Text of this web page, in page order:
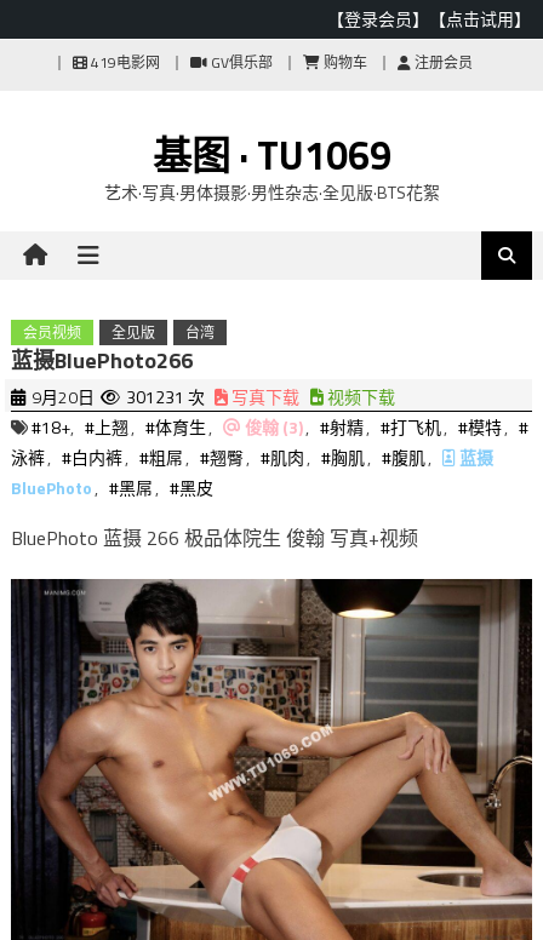
【登录会员】 【点击试用】
419电影网 GV俱乐部 购物车 注册会员
基图 · TU1069
艺术·写真·男体摄影·男性杂志·全见版·BTS花絮
会员视频 全见版 台湾
蓝摄BluePhoto266
9月20日 301231 次 写真下载
视频下载
#18+, #上翘, #体育生, 俊翰 (3), #射精, #打飞机, #模特, #
泳裤, #白内裤, #粗屌, #翘臀, #肌肉, #胸肌, #腹肌,
蓝摄
BluePhoto, #黑屌, #黑皮
BluePhoto 蓝摄 266 极品体院生 俊翰 写真+视频